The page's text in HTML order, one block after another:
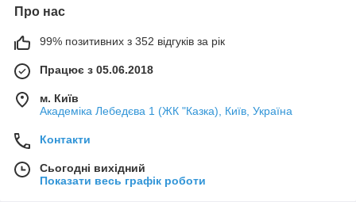
Про нас
99% позитивних з 352 відгуків за рік
Працює з 05.06.2018
м. Київ
Академіка Лебедєва 1 (ЖК "Казка), Київ, Україна
Контакти
Сьогодні вихідний
Показати весь графік роботи